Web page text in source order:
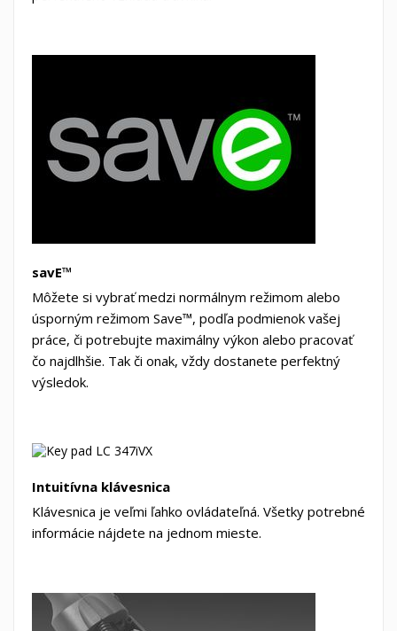
savE™
Môžete si vybrať medzi normálnym režimom alebo
úsporným režimom Save™, podľa podmienok vašej
práce, či potrebujte maximálny výkon alebo pracovať
čo najdlhšie. Tak či onak, vždy dostanete perfektný
výsledok.
Intuitívna klávesnica
Klávesnica je veľmi ľahko ovládateľná. Všetky potrebné
informácie nájdete na jednom mieste.